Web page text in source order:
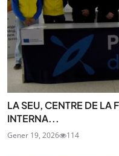
LA SEU, CENTRE DE LA
INTERNA...
Gener 19, 2026 114